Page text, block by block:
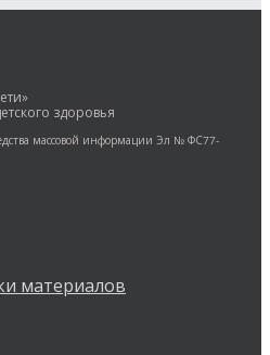
здоровья
массовой информации Эл № ФС77-
материалов